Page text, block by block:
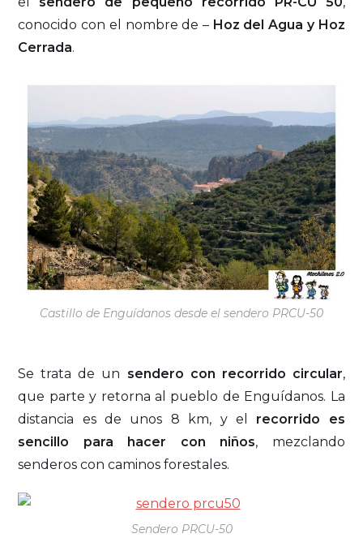
conocido con el nombre de – Hoz del Agua y Hoz
Cerrada.
Castillo de Enguídanos desde el sendero PRCU-50
Se trata de un sendero con recorrido circular,
que parte y retorna al pueblo de Enguídanos. La
distancia es de unos 8 km, y el recorrido es
sencillo para hacer con niños, mezclando
senderos con caminos forestales.
Sendero PRCU-50